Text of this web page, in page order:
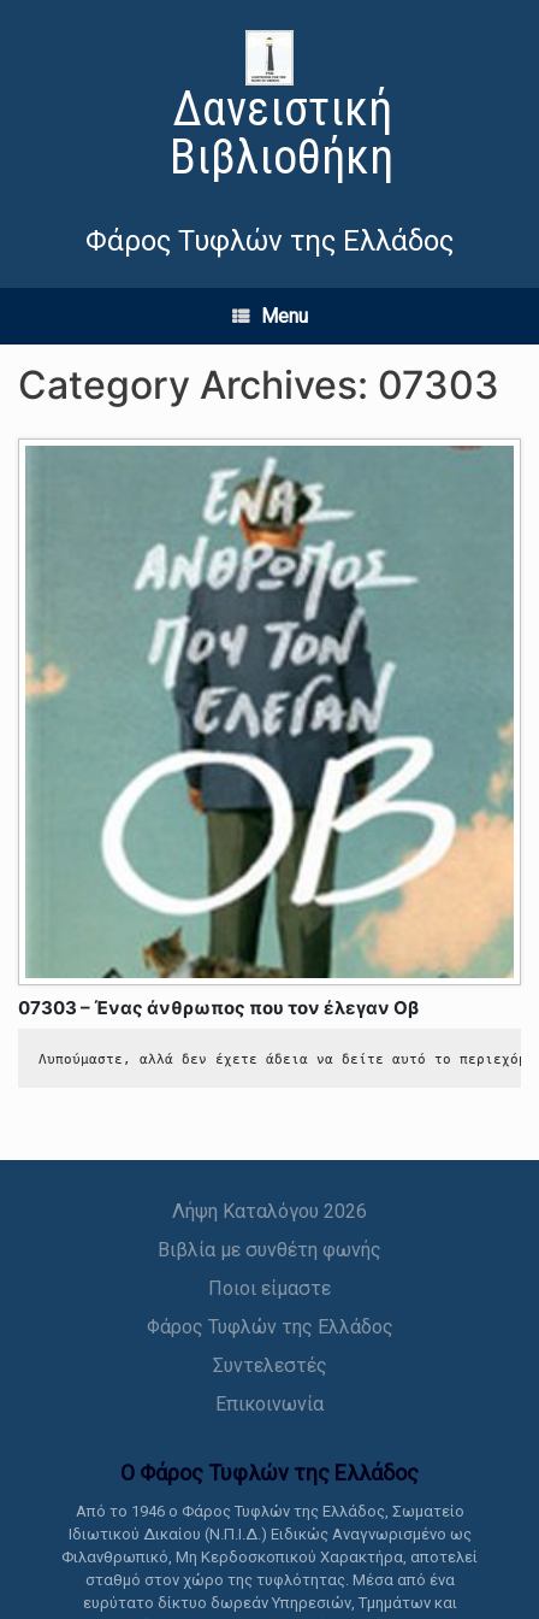
Δανειστική
Βιβλιοθήκη
Φάρος Τυφλών της Ελλάδος
Menu
Category Archives: 07303
07303 – Ένας άνθρωπος που τον έλεγαν Οβ
Λυπούμαστε, αλλά δεν έχετε άδεια να δείτε αυτό το
Λήψη Καταλόγου 2026
Βιβλία με συνθέτη φωνής
Ποιοι είμαστε
Φάρος Τυφλών της Ελλάδος
Συντελεστές
Επικοινωνία
Ο Φάρος Τυφλών της Ελλάδoς
Από το 1946 ο Φάρος Τυφλών της Ελλάδος, Σωματείο
Ιδιωτικού Δικαίου (Ν.Π.Ι.Δ.) Ειδικώς Αναγνωρισμένο ως
Φιλανθρωπικό, Μη Κερδοσκοπικού Χαρακτήρα, αποτελεί
σταθμό στον χώρο της τυφλότητας. Μέσα από ένα
ευρύτατο δίκτυο δωρεάν Υπηρεσιών, Τμημάτων και